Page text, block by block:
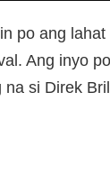
po ang
Ang inyo
si Direk